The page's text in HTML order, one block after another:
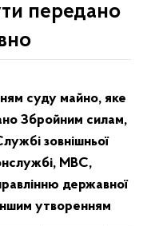
передано
суду майно, яке
Збройним силам,
зовнішньої
МВС,
державної
утворенням